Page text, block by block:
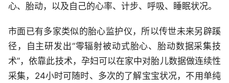
心、胎动，以及自己的心率、计步、呼吸、睡眠状况。
市面已有多家类似的胎心监护仪，所以传世未来另辟蹊
径，自主研发出“零辐射被动式胎心、胎动数据采集技
术”，依靠此技术，孕妇可以在家中对胎儿数据做连续性
采集，24小时可随时、多次的了解宝宝状况，不用单纯